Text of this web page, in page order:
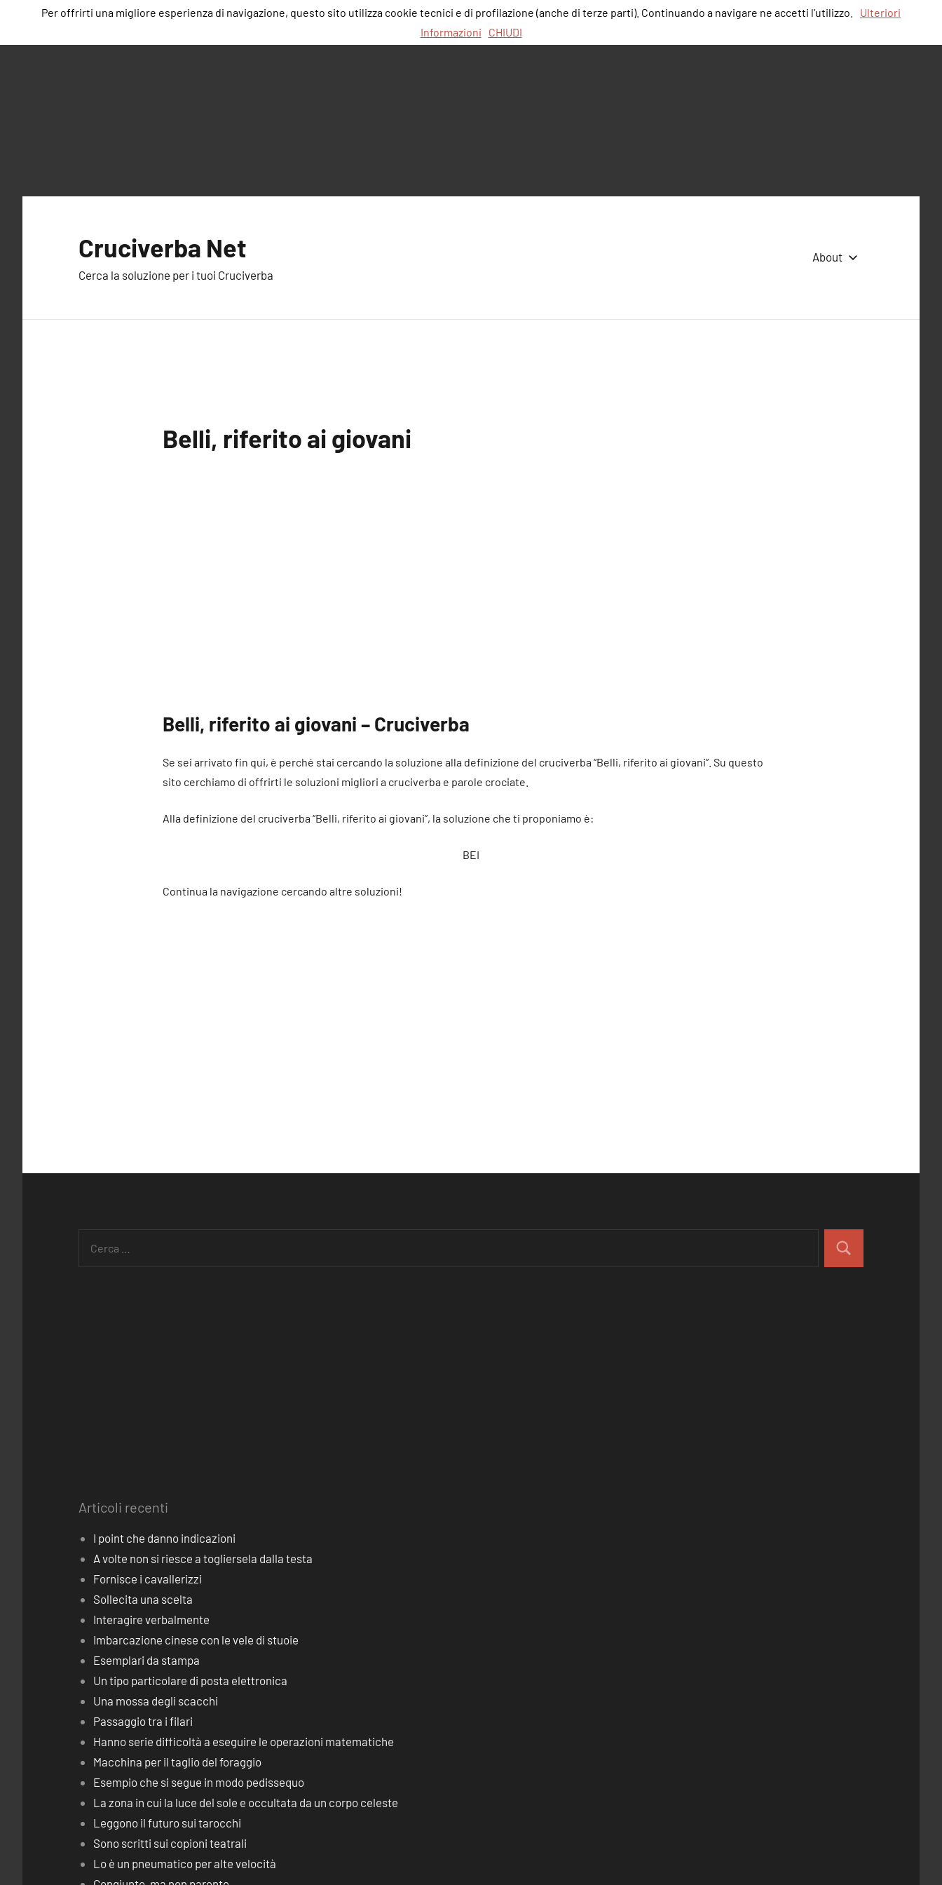
Cruciverba Net
Cerca la soluzione per i tuoi Cruciverba
About
Belli, riferito ai giovani
Belli, riferito ai giovani – Cruciverba
Se sei arrivato fin qui, è perché stai cercando la soluzione alla definizione del cruciverba “Belli, riferito ai giovani”. Su questo
sito cerchiamo di offrirti le soluzioni migliori a cruciverba e parole crociate.
Alla definizione del cruciverba “Belli, riferito ai giovani”, la soluzione che ti proponiamo è:
BEI
Continua la navigazione cercando altre soluzioni!
Articoli recenti
I point che danno indicazioni
A volte non si riesce a togliersela dalla testa
Fornisce i cavallerizzi
Sollecita una scelta
Interagire verbalmente
Imbarcazione cinese con le vele di stuoie
Esemplari da stampa
Un tipo particolare di posta elettronica
Una mossa degli scacchi
Passaggio tra i filari
Hanno serie difficoltà a eseguire le operazioni matematiche
Macchina per il taglio del foraggio
Esempio che si segue in modo pedissequo
La zona in cui la luce del sole e occultata da un corpo celeste
Leggono il futuro sui tarocchi
Sono scritti sui copioni teatrali
Lo è un pneumatico per alte velocità
Per offrirti una migliore esperienza di navigazione, questo sito utilizza cookie tecnici e di profilazione (anche di terze parti). Continuando a navigare ne accetti l'utilizzo.
Ulteriori
Informazioni
CHIUDI